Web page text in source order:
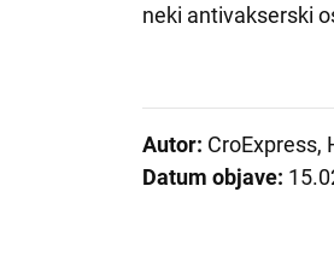
neki antivakserski
Autor: CroExpress,
Datum objave: